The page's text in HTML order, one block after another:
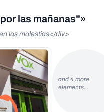
las mañanas"»
las molestias</div>
and 4 more
elements…